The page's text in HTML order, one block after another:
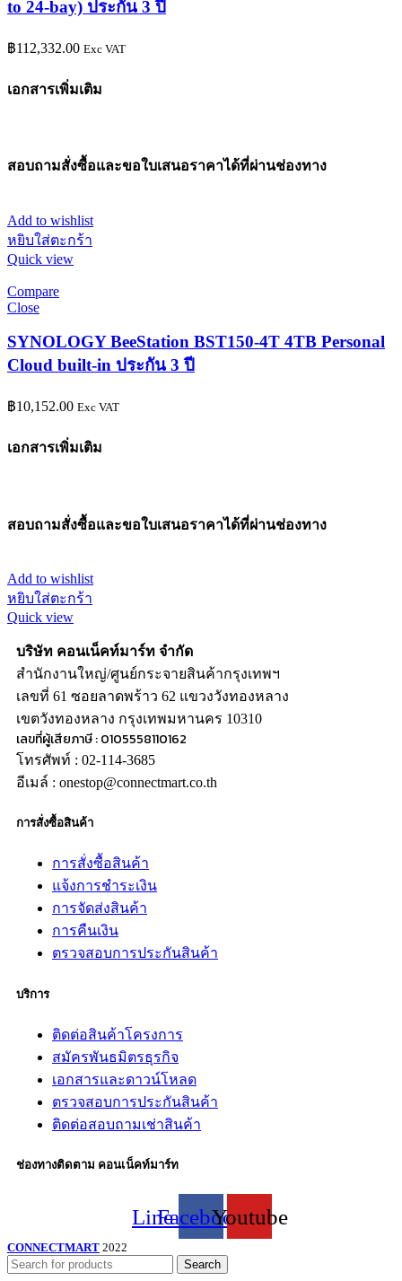
to 24-bay) ประกัน 3 ปี
฿112,332.00 Exc VAT
เอกสารเพิ่มเติม
สอบถามสั่งซื้อและขอใบเสนอราคาได้ที่ผ่านช่องทาง
Add to wishlist
หยิบใส่ตะกร้า
Quick view
Compare
Close
SYNOLOGY BeeStation BST150-4T 4TB Personal
Cloud built-in ประกัน 3 ปี
฿10,152.00 Exc VAT
เอกสารเพิ่มเติม
สอบถามสั่งซื้อและขอใบเสนอราคาได้ที่ผ่านช่องทาง
Add to wishlist
หยิบใส่ตะกร้า
Quick view
บริษัท คอนเน็คท์มาร์ท จำกัด
สำนักงานใหญ่/ศูนย์กระจายสินค้ากรุงเทพฯ
เลขที่ 61 ซอยลาดพร้าว 62 แขวงวังทองหลาง
เขตวังทองหลาง กรุงเทพมหานคร 10310
เลขที่ผู้เสียภาษี : 0105558110162
โทรศัพท์ : 02-114-3685
อีเมล์ : onestop@connectmart.co.th
การสั่งซื้อสินค้า
การสั่งซื้อสินค้า
แจ้งการชำระเงิน
การจัดส่งสินค้า
การคืนเงิน
ตรวจสอบการประกันสินค้า
บริการ
ติดต่อสินค้าโครงการ
สมัครพันธมิตรธุรกิจ
เอกสารและดาวน์โหลด
ตรวจสอบการประกันสินค้า
ติดต่อสอบถามเช่าสินค้า
ช่องทางติดตาม คอนเน็คท์มาร์ท
LineFacebookYoutube
CONNECTMART 2022
Search